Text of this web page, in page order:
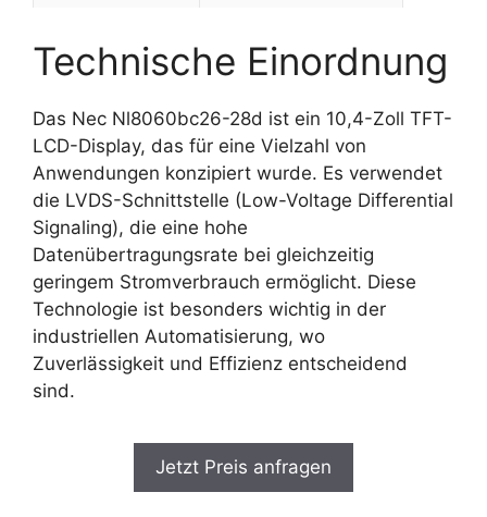
Technische Einordnung
Das Nec Nl8060bc26-28d ist ein 10,4-Zoll TFT-
LCD-Display, das für eine Vielzahl von
Anwendungen konzipiert wurde. Es verwendet
die LVDS-Schnittstelle (Low-Voltage Differential
Signaling), die eine hohe
Datenübertragungsrate bei gleichzeitig
geringem Stromverbrauch ermöglicht. Diese
Technologie ist besonders wichtig in der
industriellen Automatisierung, wo
Zuverlässigkeit und Effizienz entscheidend
sind.
Jetzt Preis anfragen